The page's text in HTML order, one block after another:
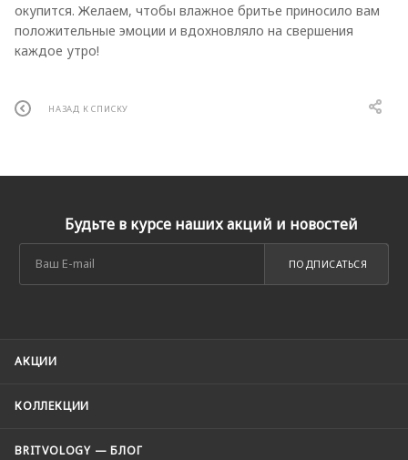
окупится. Желаем, чтобы влажное бритье приносило вам
положительные эмоции и вдохновляло на свершения
каждое утро!
НАЗАД К СПИСКУ
Будьте в курсе наших акций и новостей
ПОДПИСАТЬСЯ
АКЦИИ
КОЛЛЕКЦИИ
BRITVOLOGY — БЛОГ